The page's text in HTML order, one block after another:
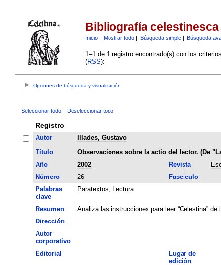
Bibliografía celestinesca
Inicio| Mostrar todo| Búsqueda simple| Búsqueda
1–1 de 1 registro encontrado(s) con los
(RSS):
Opciones de búsqueda y visualización
Seleccionar todo Deseleccionar todo
Registro
Autor
Illades, Gustavo
Título
Observaciones sobre la actio del lector. (De
Año
2002 Revista
Número
26
Fascículo
Palabras
clave
Paratextos; Lectura
Resumen
Analiza las instrucciones para leer “Celestina”
Dirección
Autor
corporativo
Editorial
Lugar de
edición